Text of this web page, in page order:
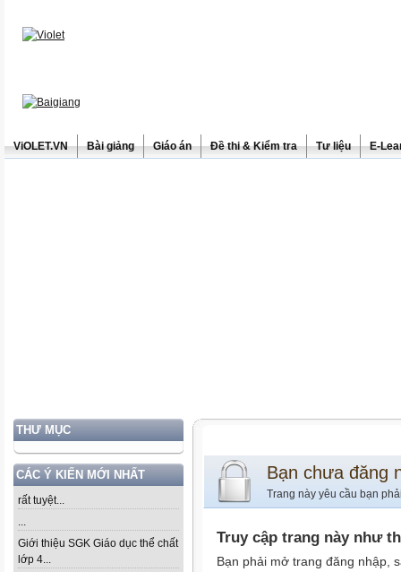
ViOLET.VN Bài giảng Giáo án Đề thi & Kiểm tra Tư liệu E-
THƯ MỤC
CÁC Ý KIẾN MỚI NHẤT
rất tuyệt...
...
Giới thiệu SGK Giáo dục thể chất
lớp 4...
Bạn chưa đăng
Trang này yêu cầu bạn
Truy cập trang này như
Bạn phải mở trang đăng nhập,